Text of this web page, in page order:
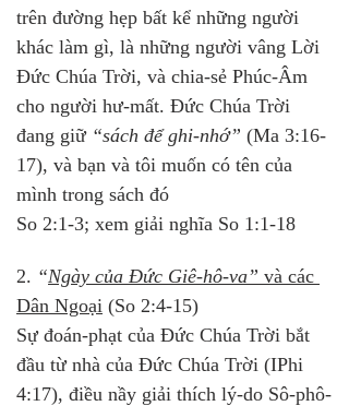
trên đường hẹp bất kể những người
khác làm gì, là những người vâng Lời
Đức Chúa Trời, và chia-sẻ Phúc-Âm
cho người hư-mất. Đức Chúa Trời
đang giữ “sách để ghi-nhớ” (Ma 3:16-
17), và bạn và tôi muốn có tên của
mình trong sách đó
So 2:1-3; xem giải nghĩa So 1:1-18
2. “Ngày của Đức Giê-hô-va” và các
Dân Ngoại (So 2:4-15)
Sự đoán-phạt của Đức Chúa Trời bắt
đầu từ nhà của Đức Chúa Trời (IPhi
4:17), điều nầy giải thích lý-do Sô-phô-